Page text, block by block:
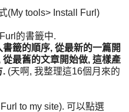
(My tools> Install Furl)
的書籤中.
籤的順序, 從最新的一篇開
最舊的文章開始做, 這樣產
. (天啊, 我整理這16個月來的
to my site). 可以點選